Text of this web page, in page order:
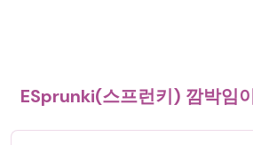
ESprunki(스프런키) 깜박임